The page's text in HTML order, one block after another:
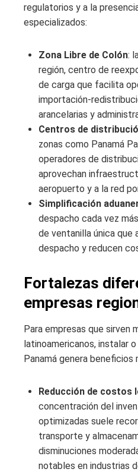
regulatorios y a la
especializados:
Zona Libre de Colón:
región, centro de
de carga que facilita
importación-
arancelarias y
Centros de
zonas como Panamá
operadores de
aprovechan
aeropuerto y a la red
Simplificación
despacho cada vez
de ventanilla única que
despacho y reducen
Fortalezas
empresas
Para empresas que sirven
latinoamericanos, instalar
Panamá genera beneficios
Reducción de costos
concentración del
optimizadas suele
transporte y
disminuciones
notables en industrias